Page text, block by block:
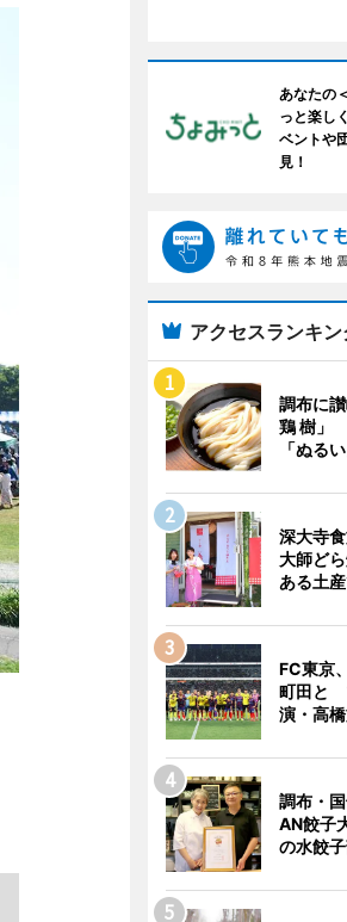
あなたの
っと楽し
ベントや
見！
アクセスランキン
調布に
鶏 樹」
「ぬる
深大寺
大師ど
ある土
FC東京
町田と
演・高
調布・
AN餃子
の水餃